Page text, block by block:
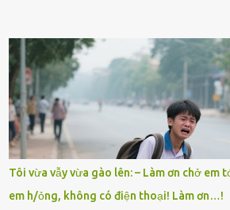
có tin tức. Mọi gánh nặng đổ dồn lên đôi vai
cụ Nguyễn Thị Đào – và cậu con trai cả là
Trí là học sinh giỏi toàn huyện, học lớp 12
làm thuê, biết đi cày thuê từ 4h sáng rồi lại
trong làng thương lắm, bảo: “Thằng Trí
nên ông này bà nọ đó!” Trí có ba cô em gái:
cái tên mẹ đặt lúc còn sống, mong tụi nhỏ
giữa mùa đông. Nhưng hoa có đẹp mấy
thì chỉ toàn đất sỏi đá và khốn khó. Năm đó,
Tôi vừa vẫy vừa gào lên: – Làm ơn chở em
em h/ỏng, không có điện thoại! Làm ơn…!